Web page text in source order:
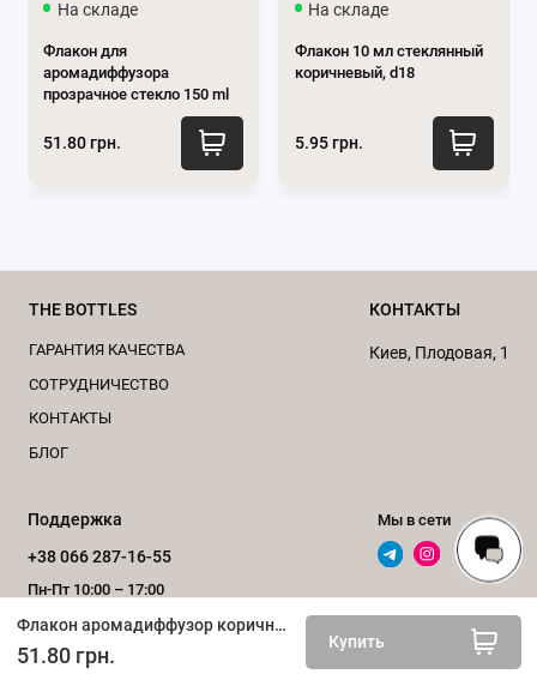
Флакон аромадиффузор коричневое стекло 150 ml
51.80 грн.
Купить
сочетается с разными стилями интерьера.
ароматической смеси, что удобно для контроля
ее расхода.
Стекло – прочный материал,
который не деформируется под воздействием
испарение ароматической жидкости и
экологично, чем пластика.
аромат эфирных масел.
Безопасность
: Стекло не взаимодействует с
здоровья.
Разнообразие форм и размеров:Стеклянные
На складе
Флакон для
аромадиффузора
прозрачное стекло 150 ml
51.80 грн.
На складе
Флакон 10 мл стеклянный
коричневый, d18
5.95 грн.
THE BOTTLES
ГАРАНТИЯ КАЧЕСТВА
CОТРУДНИЧЕСТВО
КОНТАКТЫ
БЛОГ
КОНТАКТЫ
Киев, Плодовая, 1
Поддержка
+38 066 287-16-55
Пн-Пт 10:00 – 17:00
Обратный звонок
Мы в сети